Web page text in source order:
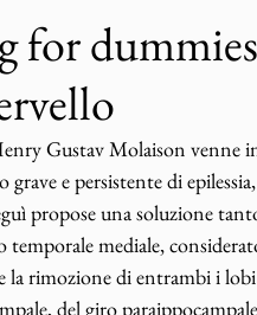
for
Gustav Molaison venne
e persistente di
propose una soluzione
temporale mediale,
la rimozione di entrambi i
del giro